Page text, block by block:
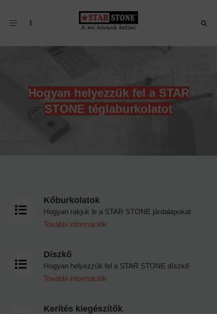
Toggle navigation
Hogyan helyezzük fel a STAR
STONE téglaburkolatot
Kőburkolatok
Hogyan rakjuk le a STAR STONE járdalapokat
További információk
Díszkő
Hogyan helyezzük fel a STAR STONE díszkő
További információk
Kerítés kiegészítők